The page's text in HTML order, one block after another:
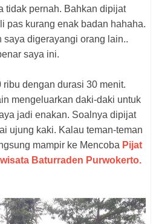
tidak pernah. Bahkan dipijat
pas kurang enak badan hahaha.
saya digerayangi orang lain..
saya ini.
dengan durasi 30 menit.
mengeluarkan daki-daki untuk
jadi enakan. Soalnya dipijat
ujung kaki. Kalau teman-teman
mampir ke Mencoba Pijat
Baturraden Purwokerto.